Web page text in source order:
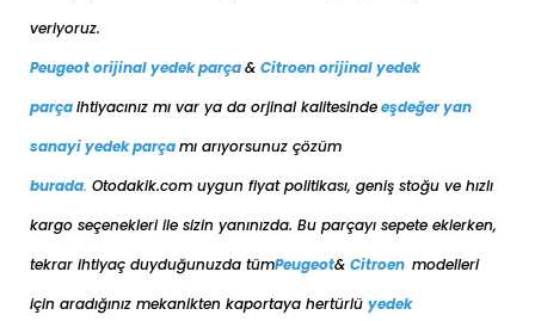
veriyoruz.
Peugeot orijinal yedek parça& Citroen orijinal yedek
parçaihtiyacınız mı var ya da orjinal kalitesindeeşdeğeryan
sanayi yedek parçamı arıyorsunuz çözüm
burada. Otodakik.com uygun fiyat politikası, geniş stoğu ve hızlı
kargo seçenekleri ile sizin yanınızda. Bu parçayı sepete eklerken,
tekrar ihtiyaç duyduğunuzda tümPeugeot& Citroen modelleri
için aradığınız mekanikten kaportaya hertürlü yedek